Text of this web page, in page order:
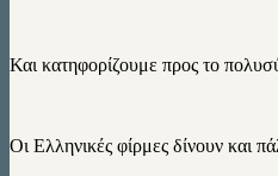
Και κατηφορίζουμε προς το
Οι Ελληνικές φίρμες δίνουν και